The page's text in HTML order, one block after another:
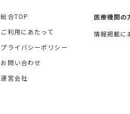
総合TOP
ご利用にあたって
プライバシーポリシー
お問い合わせ
運営会社
医療機関の
情報掲載に